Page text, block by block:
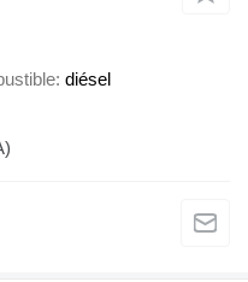
diésel